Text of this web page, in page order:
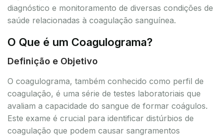
diagnóstico e monitoramento de diversas condições de
saúde relacionadas à coagulação sanguínea.
O Que é um Coagulograma?
Definição e Objetivo
O coagulograma, também conhecido como perfil de
coagulação, é uma série de testes laboratoriais que
avaliam a capacidade do sangue de formar coágulos.
Este exame é crucial para identificar distúrbios de
coagulação que podem causar sangramentos